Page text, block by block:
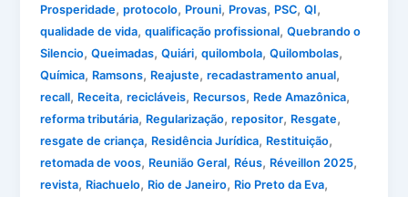
Prosperidade,protocolo, Prouni, Provas, PSC,QI,
qualidade de vida,qualificação profissional,Quebrando o
Silencio,Queimadas,Quiári,quilombola,Quilombolas,
Química, Ramsons, Reajuste,recadastramento anual,
recall, Receita,recicláveis, Recursos, Rede Amazônica,
reforma tributária, Regularização,repositor, Resgate,
resgate de criança, Residência Jurídica, Restituição,
retomada de voos, Reunião Geral, Réus, Réveillon 2025,
revista, Riachuelo, Rio de Janeiro, Rio Preto da Eva,